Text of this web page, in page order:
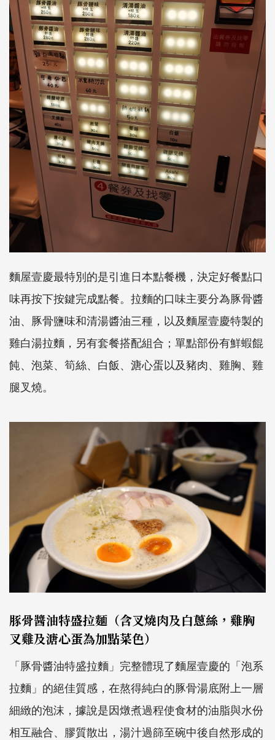
麵屋壹慶最特別的是引進日本點餐機，決定好餐點口
味再按下按鍵完成點餐。拉麵的口味主要分為豚骨醬
油、豚骨鹽味和清湯醬油三種，以及麵屋壹慶特製的
雞白湯拉麵，另有套餐搭配組合；單點部份有鮮蝦餛
飩、泡菜、筍絲、白飯、溏心蛋以及豬肉、雞胸、雞
腿叉燒。
豚骨醬油特盛拉麵（含叉燒肉及白蔥絲，雞胸
叉雞及溏心蛋為加點菜色）
「豚骨醬油特盛拉麵」完整體現了麵屋壹慶的「泡系
拉麵」的絕佳質感，在熬得純白的豚骨湯底附上一層
細緻的泡沫，據說是因燉煮過程使食材的油脂與水份
相互融合、膠質散出，湯汁過篩至碗中後自然形成的